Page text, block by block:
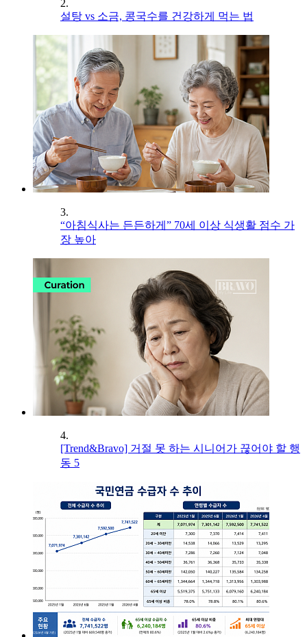
2.
설탕 vs 소금, 콩국수를 건강하게 먹는 법
3.
“아침식사는 든든하게” 70세 이상 식생활 점수 가
장 높아
4.
[Trend&Bravo] 거절 못 하는 시니어가 끊어야 할 행
동 5